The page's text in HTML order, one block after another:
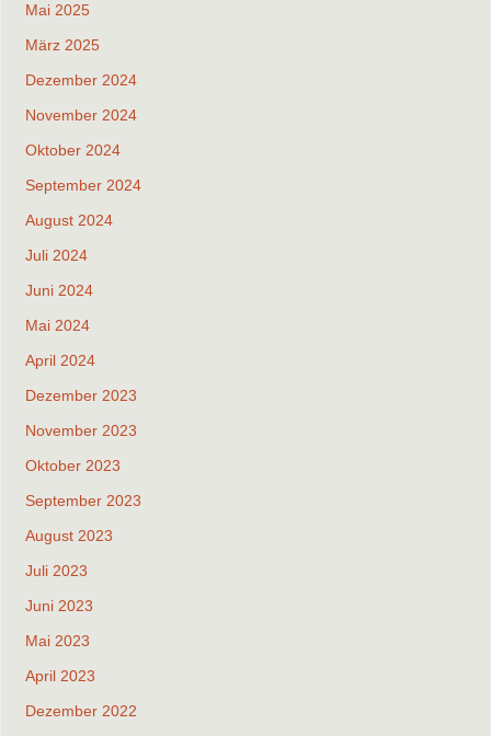
Mai 2025
März 2025
Dezember 2024
November 2024
Oktober 2024
September 2024
August 2024
Juli 2024
Juni 2024
Mai 2024
April 2024
Dezember 2023
November 2023
Oktober 2023
September 2023
August 2023
Juli 2023
Juni 2023
Mai 2023
April 2023
Dezember 2022